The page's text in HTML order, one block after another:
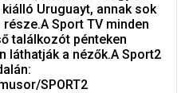
Uruguayt, annak sok
Sport TV minden
találkozót pénteken
láthatják a nézők.A Sport2
SPORT2